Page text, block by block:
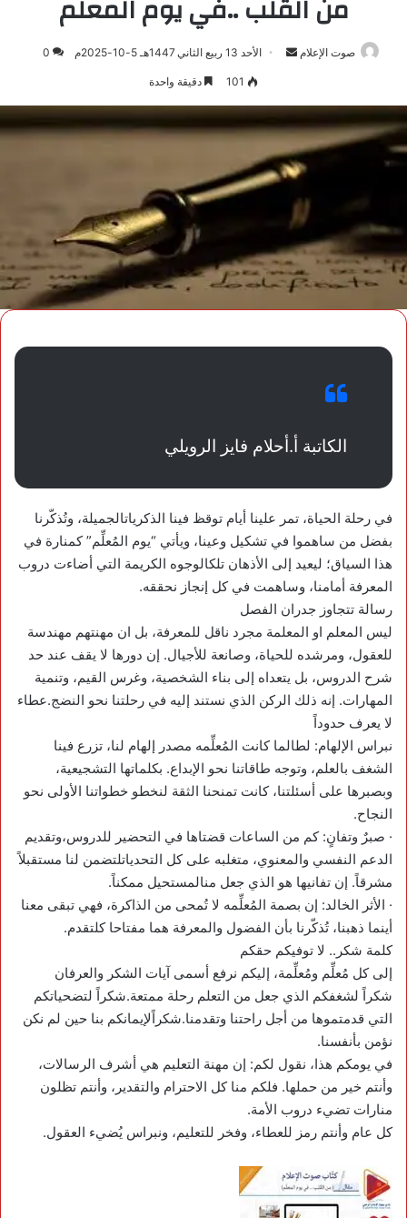
من القلب ..في يوم المعلّم
صوت الإعلام
أرسلالأحد 13 ربيع الثاني 1447هـ 5-10-2025م 0
101 دقيقة واحدة
الكاتبة أ.أحلام فايز الرويلي
في رحلة الحياة، تمر علينا أيام توقظ فينا الذكرياتالجميلة، وتُذكّرنا
بفضل من ساهموا في تشكيل وعينا، ويأتي “يوم المُعلِّم” كمنارة في
هذا السياق؛ ليعيد إلى الأذهان تلكالوجوه الكريمة التي أضاءت دروب
المعرفة أمامنا، وساهمت في كل إنجاز نحققه.
رسالة تتجاوز جدران الفصل
ليس المعلم او المعلمة مجرد ناقل للمعرفة، بل ان مهنتهم مهندسة
للعقول، ومرشده للحياة، وصانعة للأجيال. إن دورها لا يقف عند حد
شرح الدروس، بل يتعداه إلى بناء الشخصية، وغرس القيم، وتنمية
المهارات. إنه ذلك الركن الذي نستند إليه في رحلتنا نحو النضج.عطاء
لا يعرف حدوداً
نبراس الإلهام: لطالما كانت المُعلِّمه مصدر إلهام لنا، تزرع فينا
الشغف بالعلم، وتوجه طاقاتنا نحو الإبداع. بكلماتها التشجيعية،
وبصبرها على أسئلتنا، كانت تمنحنا الثقة لنخطو خطواتنا الأولى نحو
النجاح.
· صبرٌ وتفانٍ: كم من الساعات قضتاها في التحضير للدروس،وتقديم
الدعم النفسي والمعنوي، متغلبه على كل التحدياتلتضمن لنا مستقبلاً
مشرقاً. إن تفانيها هو الذي جعل منالمستحيل ممكناً.
· الأثر الخالد: إن بصمة المُعلِّمه لا تُمحى من الذاكرة، فهي تبقى معنا
أينما ذهبنا، تُذكّرنا بأن الفضول والمعرفة هما مفتاحا كلتقدم.
كلمة شكر.. لا توفيكم حقكم
إلى كل مُعلِّم ومُعلِّمة، إليكم نرفع أسمى آيات الشكر والعرفان
شكراً لشغفكم الذي جعل من التعلم رحلة ممتعة.شكراً لتضحياتكم
التي قدمتموها من أجل راحتنا وتقدمنا.شكراًلإيمانكم بنا حين لم نكن
نؤمن بأنفسنا.
في يومكم هذا، نقول لكم: إن مهنة التعليم هي أشرف الرسالات،
وأنتم خير من حملها. فلكم منا كل الاحترام والتقدير، وأنتم تظلون
منارات تضيء دروب الأمة.
كل عام وأنتم رمز للعطاء، وفخر للتعليم، ونبراس يُضيء العقول.